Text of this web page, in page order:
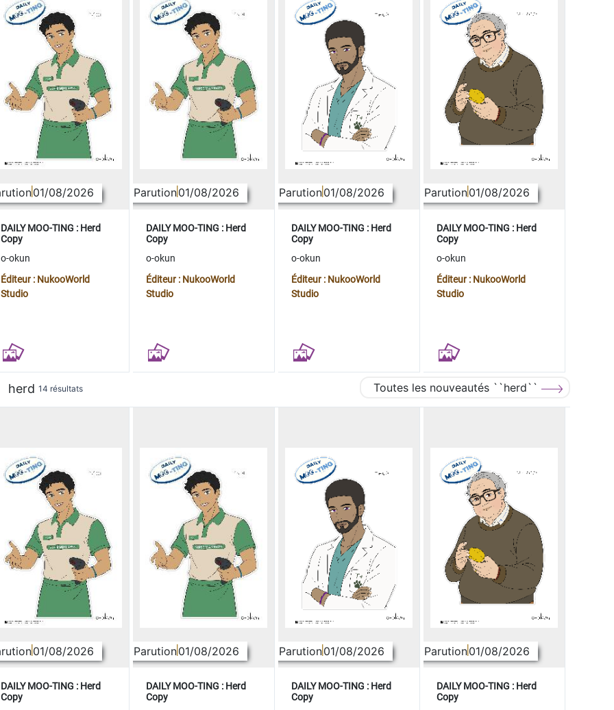
01/08/2026
DAILY MOO-TING : Herd
Copy
o-okun
Éditeur : NukooWorld
Studio
Parution01/08/2026
DAILY MOO-TING : Herd
Copy
o-okun
Éditeur : NukooWorld
Studio
Parution01/08/2026
DAILY MOO-TING : Herd
Copy
o-okun
Éditeur : NukooWorld
Studio
Parution01/08/2026
DAILY MOO-TING : Herd
Copy
o-okun
Éditeur : NukooWorld
Studio
herd 14 résultats Toutes les nouveautés ``herd``
01/08/2026
DAILY MOO-TING : Herd
Copy
Parution01/08/2026
DAILY MOO-TING : Herd
Copy
Parution01/08/2026
DAILY MOO-TING : Herd
Copy
Parution01/08/2026
DAILY MOO-TING : Herd
Copy